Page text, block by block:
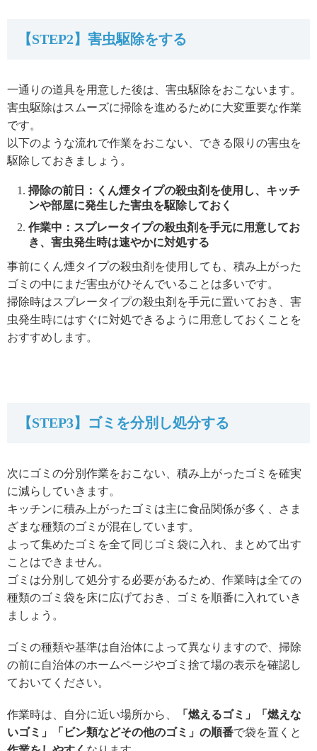
【STEP2】害虫駆除をする
一通りの道具を用意した後は、害虫駆除をおこないます。
害虫駆除はスムーズに掃除を進めるために大変重要な作業
です。
以下のような流れで作業をおこない、できる限りの害虫を
駆除しておきましょう。
掃除の前日：くん煙タイプの殺虫剤を使用し、キッチ
ンや部屋に発生した害虫を駆除しておく
作業中：スプレータイプの殺虫剤を手元に用意してお
き、害虫発生時は速やかに対処する
事前にくん煙タイプの殺虫剤を使用しても、積み上がった
ゴミの中にまだ害虫がひそんでいることは多いです。
掃除時はスプレータイプの殺虫剤を手元に置いておき、害
虫発生時にはすぐに対処できるように用意しておくことを
おすすめします。
【STEP3】ゴミを分別し処分する
次にゴミの分別作業をおこない、積み上がったゴミを確実
に減らしていきます。
キッチンに積み上がったゴミは主に食品関係が多く、さま
ざまな種類のゴミが混在しています。
よって集めたゴミを全て同じゴミ袋に入れ、まとめて出す
ことはできません。
ゴミは分別して処分する必要があるため、作業時は全ての
種類のゴミ袋を床に広げておき、ゴミを順番に入れていき
ましょう。
ゴミの種類や基準は自治体によって異なりますので、掃除
の前に自治体のホームページやゴミ捨て場の表示を確認し
ておいてください。
作業時は、自分に近い場所から、
「燃えるゴミ」「燃えな
いゴミ」「ビン類などその他のゴミ」の順番で袋を置くと